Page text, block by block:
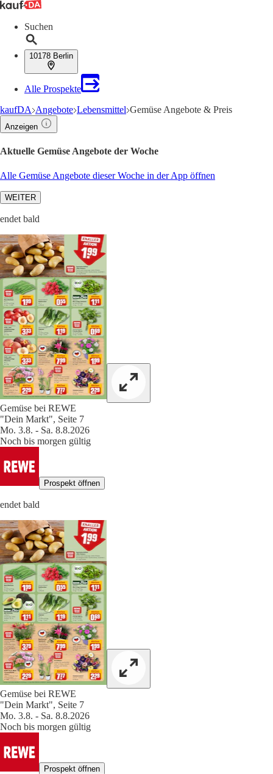
Suchen
10178 Berlin
Alle Prospekte
kaufDA Angebote Lebensmittel Gemüse Angebote & Preis
Anzeigen
Aktuelle Gemüse Angebote der Woche
Alle Gemüse Angebote dieser Woche in der App öffnen
WEITER
endet bald
Gemüse bei REWE
"Dein Markt", Seite 7
Mo. 3.8. - Sa. 8.8.2026
Noch bis morgen gültig
Prospekt öffnen
endet bald
Gemüse bei REWE
"Dein Markt", Seite 7
Mo. 3.8. - Sa. 8.8.2026
Noch bis morgen gültig
Prospekt öffnen